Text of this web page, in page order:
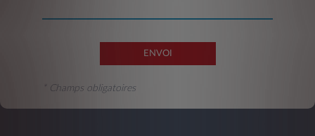
ENVOI
* Champs obligatoires